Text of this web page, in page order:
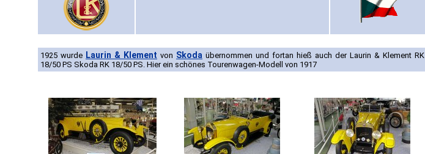
1925 wurde Laurin & Klement von Skoda übernommen und fortan hieß auch der Laurin & Klement RK
18/50 PS Skoda RK 18/50 PS. Hier ein schönes Tourenwagen-Modell von 1917